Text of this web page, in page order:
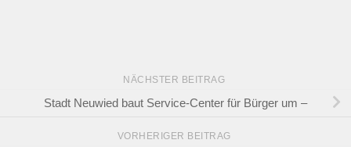
NÄCHSTER BEITRAG
Stadt Neuwied baut Service-Center für Bürger um –
VORHERIGER BEITRAG